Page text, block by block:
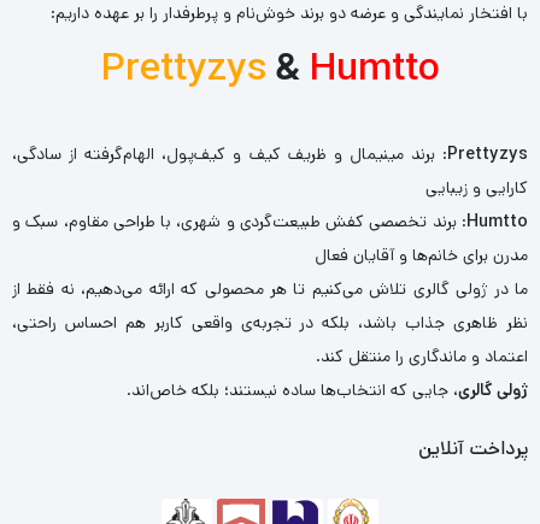
با افتخار نمایندگی و عرضه دو برند خوش‌نام و پرطرفدار را بر عهده داریم:
Prettyzys& Humtto
Prettyzys: برند مینیمال و ظریف کیف و کیف‌پول، الهام‌گرفته از سادگی،
کارایی و زیبایی
Humtto: برند تخصصی کفش طبیعت‌گردی و شهری، با طراحی مقاوم، سبک و
مدرن برای خانم‌ها و آقایان فعال
ما در ژولی گالری تلاش می‌کنیم تا هر محصولی که ارائه می‌دهیم، نه فقط از
نظر ظاهری جذاب باشد، بلکه در تجربه‌ی واقعی کاربر هم احساس راحتی،
اعتماد و ماندگاری را منتقل کند.
ژولی گالری، جایی که انتخاب‌ها ساده نیستند؛ بلکه خاص‌اند.
پرداخت آنلاین